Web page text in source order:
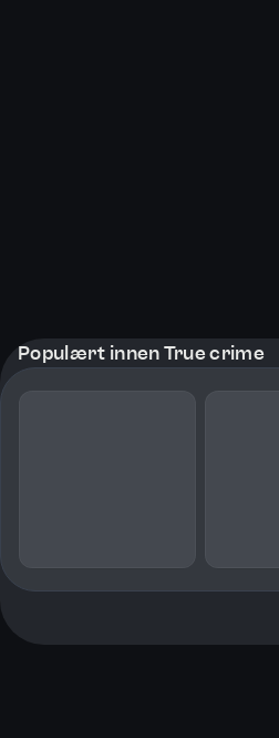
Populært innen True crime